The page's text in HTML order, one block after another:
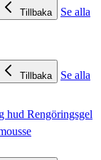
Tillbaka
Se alla
Tillbaka
Se alla
hud Rengöringsgel